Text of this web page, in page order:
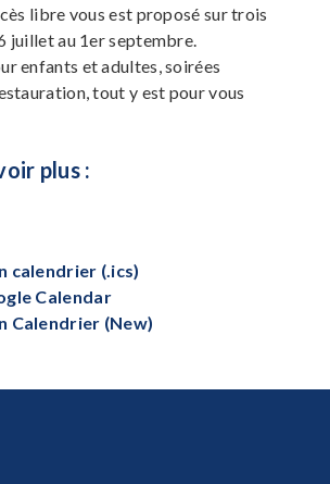
libre vous est proposé sur trois
juillet au 1er septembre.
enfants et adultes, soirées
tout y est pour vous
plus :
calendrier (.ics)
Calendar
Calendrier (New)